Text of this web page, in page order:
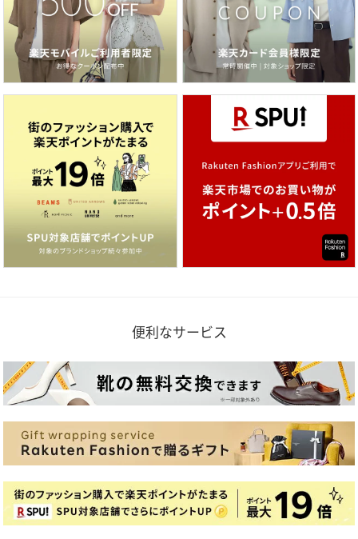
便利なサービス